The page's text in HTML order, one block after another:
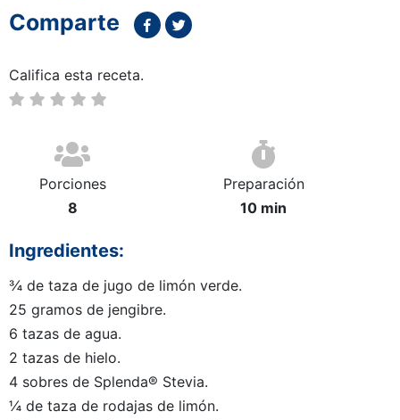
Comparte
Califica esta receta.
Porciones
8
Preparación
10 min
Ingredientes:
¾ de taza de jugo de limón verde.
25 gramos de jengibre.
6 tazas de agua.
2 tazas de hielo.
4 sobres de Splenda® Stevia.
¼ de taza de rodajas de limón.